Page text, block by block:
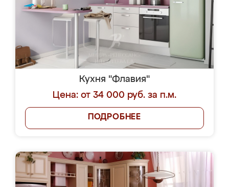
Кухня "Флавия"
Цена: от 34 000 руб. за п.м.
ПОДРОБНЕЕ